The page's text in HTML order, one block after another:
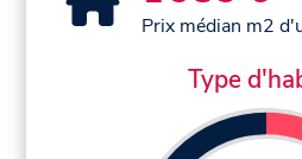
Prix médian m2
Type